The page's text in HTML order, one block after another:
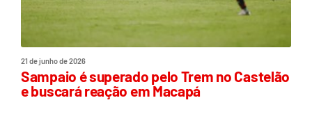
21 de junho de 2026
Sampaio é superado pelo Trem no Castelão
e buscará reação em Macapá